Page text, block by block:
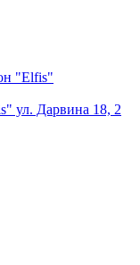
"Elfis"
ул. Дарвина 18, 2